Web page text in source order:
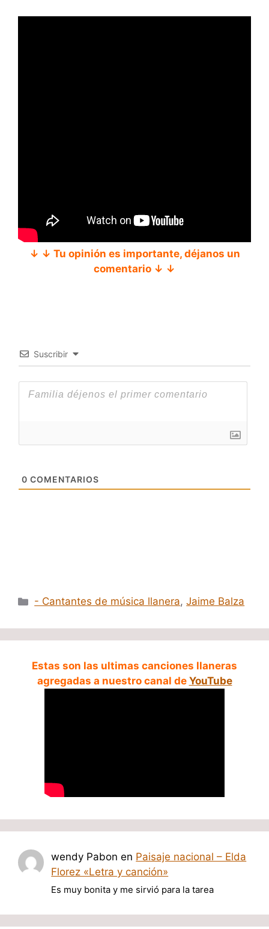
↓ ↓ Tu opinión es importante, déjanos un
comentario ↓ ↓
Suscribir
0 COMENTARIOS
Categorías
- Cantantes de música llanera,Jaime Balza
Estas son las ultimas canciones llaneras
agregadas a nuestro canal de YouTube
wendy Pabon en Paisaje nacional – Elda
Florez «Letra y canción»
Es muy bonita y me sirvió para la tarea